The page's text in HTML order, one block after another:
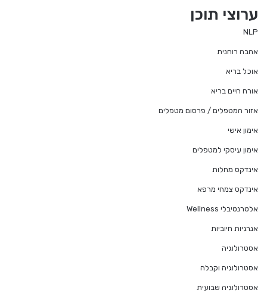
ערוצי תוכן
NLP
אהבה רוחנית
אוכל בריא
אורח חיים בריא
אזור המטפלים / פרסום מטפלים
אימון אישי
אימון עיסקי למטפלים
אינדקס מחלות
אינדקס צמחי מרפא
אלטרנטיבלי Wellness
אנרגיות חיוביות
אסטרולוגיה
אסטרולוגיה וקבלה
אסטרולוגיה שבועית